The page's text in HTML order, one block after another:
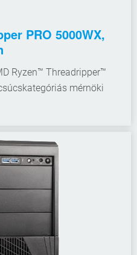
PRO 5000WX,
Ryzen™ Threadripper™
mérnöki